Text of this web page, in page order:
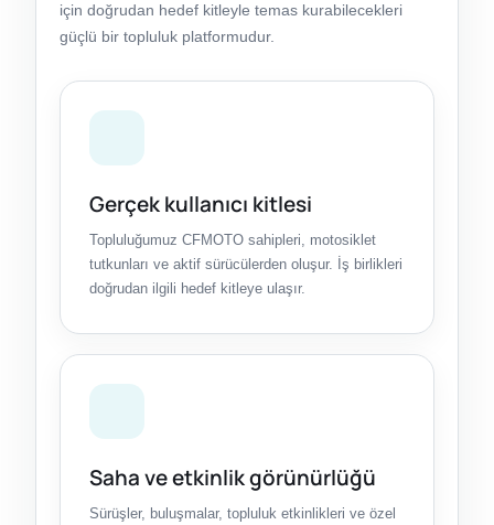
için doğrudan hedef kitleyle temas kurabilecekleri
güçlü bir topluluk platformudur.
Gerçek kullanıcı kitlesi
Topluluğumuz CFMOTO sahipleri, motosiklet
tutkunları ve aktif sürücülerden oluşur. İş birlikleri
doğrudan ilgili hedef kitleye ulaşır.
Saha ve etkinlik görünürlüğü
Sürüşler, buluşmalar, topluluk etkinlikleri ve özel